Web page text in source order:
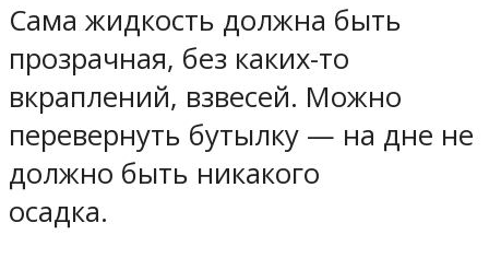
Сама жидкость должна быть
прозрачная, без каких-то
вкраплений, взвесей. Можно
перевернуть бутылку — на дне не
должно быть никакого
осадка.